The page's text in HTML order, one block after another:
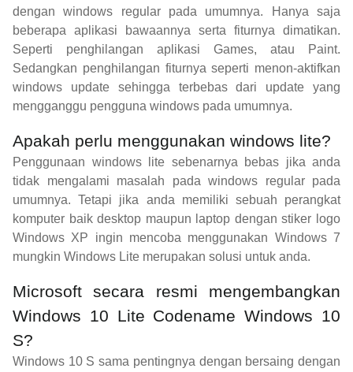
dengan windows regular pada umumnya. Hanya saja
beberapa aplikasi bawaannya serta fiturnya dimatikan.
Seperti penghilangan aplikasi Games, atau Paint.
Sedangkan penghilangan fiturnya seperti menon-aktifkan
windows update sehingga terbebas dari update yang
mengganggu pengguna windows pada umumnya.
Apakah perlu menggunakan windows lite?
Penggunaan windows lite sebenarnya bebas jika anda
tidak mengalami masalah pada windows regular pada
umumnya. Tetapi jika anda memiliki sebuah perangkat
komputer baik desktop maupun laptop dengan stiker logo
Windows XP ingin mencoba menggunakan Windows 7
mungkin Windows Lite merupakan solusi untuk anda.
Microsoft secara resmi mengembangkan
Windows 10 Lite Codename Windows 10
S?
Windows 10 S sama pentingnya dengan bersaing dengan